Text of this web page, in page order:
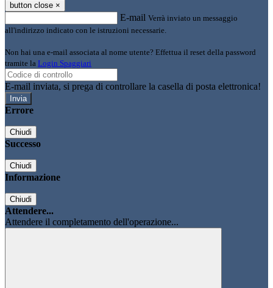
button close ×
E-mail Verrà inviato un messaggio
all'indirizzo indicato con le istruzioni necessarie.
Non hai una e-mail associata al nome utente? Effettua il reset della password
tramite la Login Spaggiari
E-mail inviata, si prega di controllare la casella di posta elettronica!
Errore
Chiudi
Successo
Chiudi
Informazione
Chiudi
Attendere...
Attendere il completamento dell'operazione...